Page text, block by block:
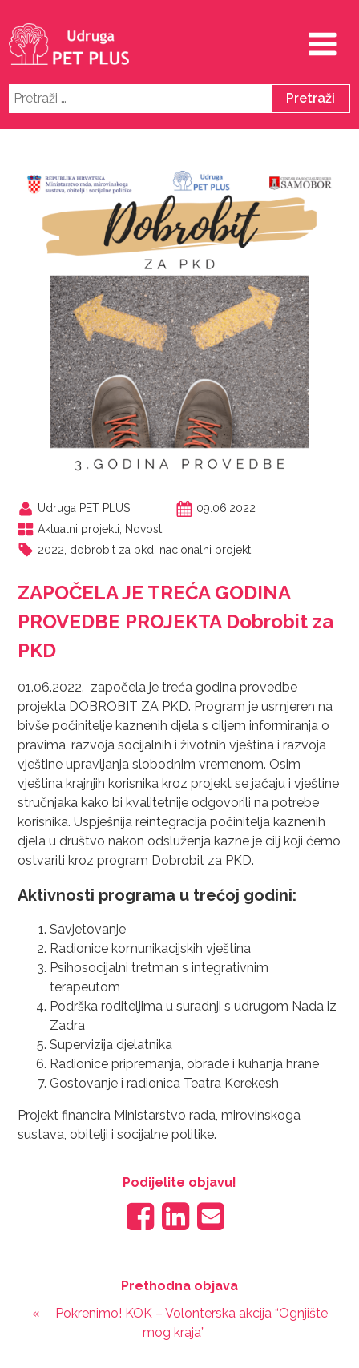
Pretraži:
Udruga PET PLUS
09.06.2022
Aktualni projekti
Novosti
2022 dobrobit za pkd nacionalni projekt
ZAPOČELA JE TREĆA GODINA
PROVEDBE PROJEKTA Dobrobit za
PKD
01.06.2022. započela je treća godina provedbe
projekta DOBROBIT ZA PKD. Program je usmjeren na
bivše počinitelje kaznenih djela s ciljem informiranja o
pravima, razvoja socijalnih i životnih vještina i razvoja
vještine upravljanja slobodnim vremenom. Osim
vještina krajnjih korisnika kroz projekt se jačaju i vještine
stručnjaka kako bi kvalitetnije odgovorili na potrebe
korisnika. Uspješnija reintegracija počinitelja kaznenih
djela u društvo nakon odsluženja kazne je cilj koji ćemo
ostvariti kroz program Dobrobit za PKD.
Aktivnosti programa u trećoj godini:
Savjetovanje
Radionice komunikacijskih vještina
Psihosocijalni tretman s integrativnim
terapeutom
Podrška roditeljima u suradnji s udrugom Nada iz
Zadra
Supervizija djelatnika
Radionice pripremanja, obrade i kuhanja hrane
Gostovanje i radionica Teatra Kerekesh
Projekt financira Ministarstvo rada, mirovinskoga
sustava, obitelji i socijalne politike.
Podijelite objavu!
Prethodna objava
«
Pokrenimo! KOK – Volonterska akcija “Ognjište
mog kraja”